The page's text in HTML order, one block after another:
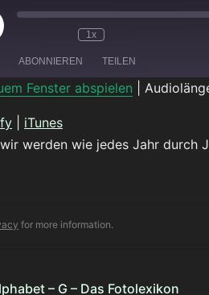
1x
ABONNIEREN TEILEN
Fenster abspielen
iTunes
werden wie jedes Jahr
– UNSER JAHRESVORBLICK
for more information.
– G – Das Fotolexikon